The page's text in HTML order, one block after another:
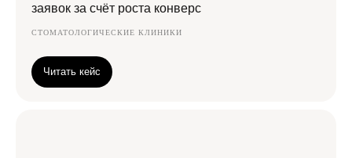
заявок за счёт роста конверс
СТОМАТОЛОГИЧЕСКИЕ КЛИНИКИ
Читать кейс